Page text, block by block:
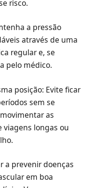
risco.
a pressão
através de uma
regular e, se
pelo médico.
posição: Evite ficar
sem se
as
longas ou
a prevenir doenças
em boa